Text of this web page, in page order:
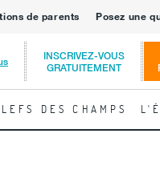
de parents Posez une
INSCRIVEZ-VOUS
GRATUITEMENT
DES CHAMPS